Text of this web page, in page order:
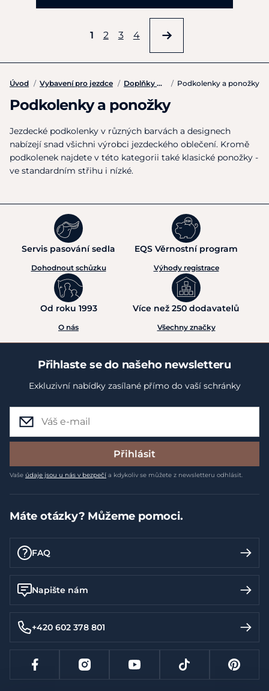
1 2 3 4
Úvod / Vybavení pro jezdce / Doplňky k oblečení / Podkolenky a ponožky
Podkolenky a ponožky
Jezdecké podkolenky v různých barvách a designech
nabízejí snad všichni výrobci jezdeckého oblečení. Kromě
podkolenek najdete v této kategorii také klasické ponožky -
ve standardním střihu i nízké.
Servis pasování sedla
Dohodnout schůzku
EQS Věrnostní program
Výhody registrace
Od roku 1993
O nás
Více než 250 dodavatelů
Všechny značky
Přihlaste se do našeho newsletteru
Exkluzivní nabídky zasílané přímo do vaší schránky
Přihlásit
Vaše údaje jsou u nás v bezpečí a kdykoliv se můžete z newsletteru odhlásit.
Máte otázky? Můžeme pomoci.
FAQ
Napište nám
+420 602 378 801